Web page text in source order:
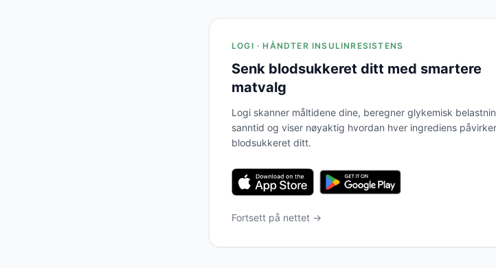
LOGI · HÅNDTER INSULINRESISTENS
Senk blodsukkeret ditt med smartere
matvalg
Logi skanner måltidene dine, beregner glykemisk
sanntid og viser nøyaktig hvordan hver ingrediens påvirker
blodsukkeret ditt.
Fortsett på nettet →